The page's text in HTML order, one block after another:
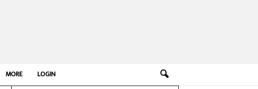
MORE LOGIN